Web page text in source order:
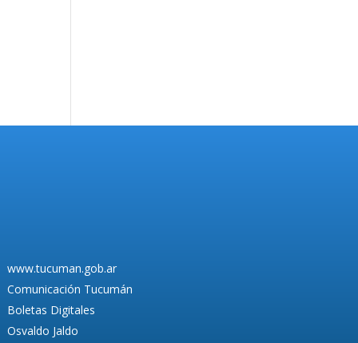
www.tucuman.gob.ar
Comunicación Tucumán
Boletas Digitales
Osvaldo Jaldo